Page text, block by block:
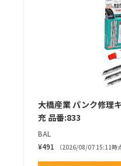
大橋産業 パンク修理
充 品番:833
BAL
¥491
（2026/08/07 15:11時